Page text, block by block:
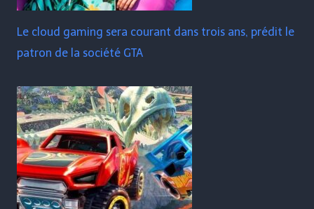
Le cloud gaming sera courant dans trois ans, prédit le
patron de la société GTA